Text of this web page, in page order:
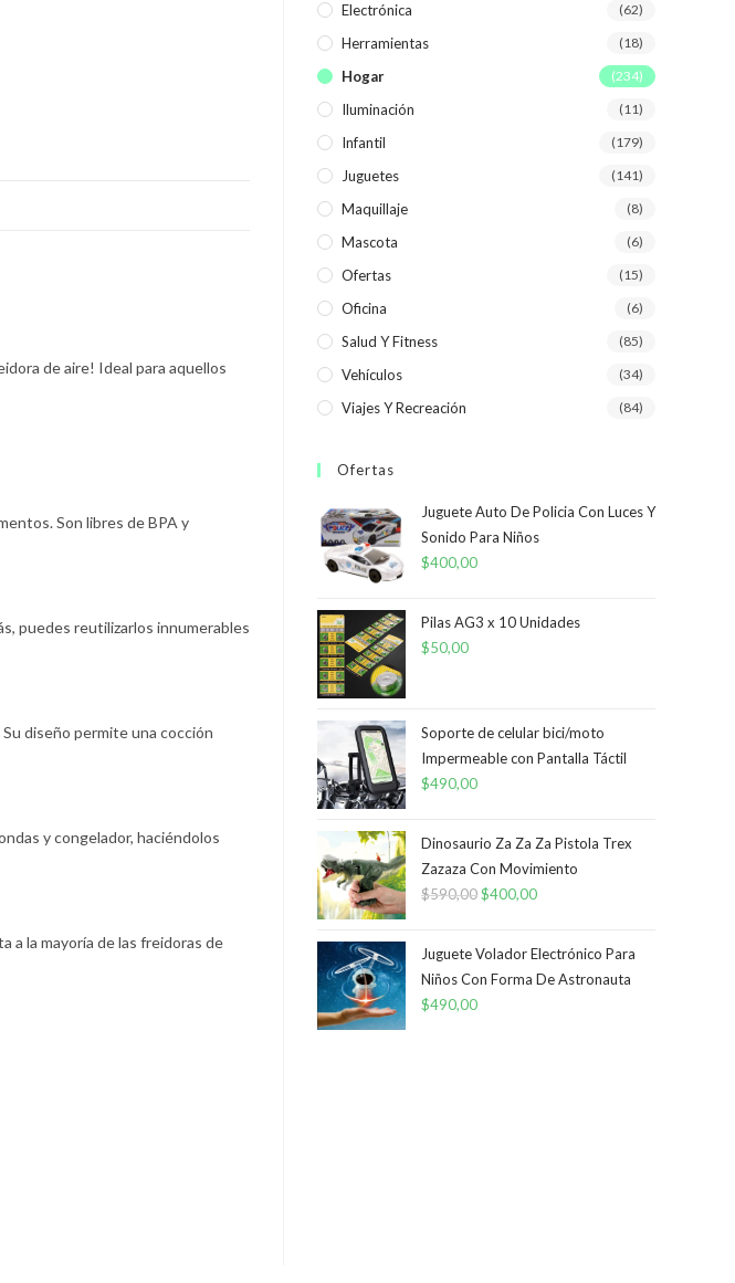
de aire! Ideal para aquellos
Son libres de BPA y
puedes reutilizarlos innumerables
diseño permite una cocción
y congelador, haciéndolos
a la mayoría de las freidoras de
Electrónica (62)
Herramientas (18)
Hogar (234)
Iluminación (11)
Infantil (179)
Juguetes (141)
Maquillaje (8)
Mascota (6)
Ofertas (15)
Oficina (6)
Salud Y Fitness (85)
Vehículos (34)
Viajes Y Recreación (84)
Ofertas
Juguete Auto De Policia Con Luces Y
Sonido Para Niños
$400,00
Pilas AG3 x 10 Unidades
$50,00
Soporte de celular bici/moto
Impermeable con Pantalla Táctil
$490,00
Dinosaurio Za Za Za Pistola Trex
Zazaza Con Movimiento
$590,00El
original
era:
$400,00El
actual
es:
Juguete Volador Electrónico Para
Niños Con Forma De Astronauta
$490,00